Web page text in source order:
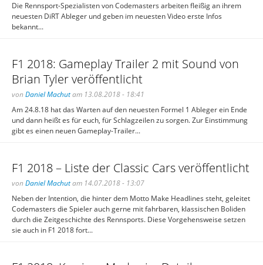
Die Rennsport-Spezialisten von Codemasters arbeiten fleißig an ihrem
neuesten DiRT Ableger und geben im neuesten Video erste Infos
bekannt...
F1 2018: Gameplay Trailer 2 mit Sound von
Brian Tyler veröffentlicht
von Daniel Machutam 13.08.2018 - 18:41
Am 24.8.18 hat das Warten auf den neuesten Formel 1 Ableger ein Ende
und dann heißt es für euch, für Schlagzeilen zu sorgen. Zur Einstimmung
gibt es einen neuen Gameplay-Trailer...
F1 2018 – Liste der Classic Cars veröffentlicht
von Daniel Machutam 14.07.2018 - 13:07
Neben der Intention, die hinter dem Motto Make Headlines steht, geleitet
Codemasters die Spieler auch gerne mit fahrbaren, klassischen Boliden
durch die Zeitgeschichte des Rennsports. Diese Vorgehensweise setzen
sie auch in F1 2018 fort...